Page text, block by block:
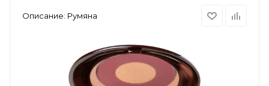
Описание: Румяна